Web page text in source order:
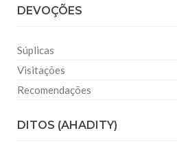
DEVOÇÕES
Súplicas
Visitações
Recomendações
DITOS (AHADITY)